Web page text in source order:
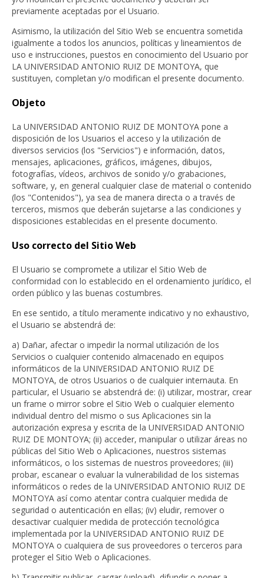
previamente aceptadas por el Usuario.
Asimismo, la utilización del Sitio Web se encuentra sometida
igualmente a todos los anuncios, políticas y lineamientos de
uso e instrucciones, puestos en conocimiento del Usuario por
LA UNIVERSIDAD ANTONIO RUIZ DE MONTOYA, que
sustituyen, completan y/o modifican el presente documento.
Objeto
La UNIVERSIDAD ANTONIO RUIZ DE MONTOYA pone a
disposición de los Usuarios el acceso y la utilización de
diversos servicios (los "Servicios") e información, datos,
mensajes, aplicaciones, gráficos, imágenes, dibujos,
fotografías, vídeos, archivos de sonido y/o grabaciones,
software, y, en general cualquier clase de material o contenido
(los "Contenidos"), ya sea de manera directa o a través de
terceros, mismos que deberán sujetarse a las condiciones y
disposiciones establecidas en el presente documento.
Uso correcto del Sitio Web
El Usuario se compromete a utilizar el Sitio Web de
conformidad con lo establecido en el ordenamiento jurídico, el
orden público y las buenas costumbres.
En ese sentido, a título meramente indicativo y no exhaustivo,
el Usuario se abstendrá de:
a) Dañar, afectar o impedir la normal utilización de los
Servicios o cualquier contenido almacenado en equipos
informáticos de la UNIVERSIDAD ANTONIO RUIZ DE
MONTOYA, de otros Usuarios o de cualquier internauta. En
particular, el Usuario se abstendrá de: (i) utilizar, mostrar, crear
un frame o mirror sobre el Sitio Web o cualquier elemento
individual dentro del mismo o sus Aplicaciones sin la
autorización expresa y escrita de la UNIVERSIDAD ANTONIO
RUIZ DE MONTOYA; (ii) acceder, manipular o utilizar áreas no
públicas del Sitio Web o Aplicaciones, nuestros sistemas
informáticos, o los sistemas de nuestros proveedores; (iii)
probar, escanear o evaluar la vulnerabilidad de los sistemas
informáticos o redes de la UNIVERSIDAD ANTONIO RUIZ DE
MONTOYA así como atentar contra cualquier medida de
seguridad o autenticación en ellas; (iv) eludir, remover o
desactivar cualquier medida de protección tecnológica
implementada por la UNIVERSIDAD ANTONIO RUIZ DE
MONTOYA o cualquiera de sus proveedores o terceros para
proteger el Sitio Web o Aplicaciones.